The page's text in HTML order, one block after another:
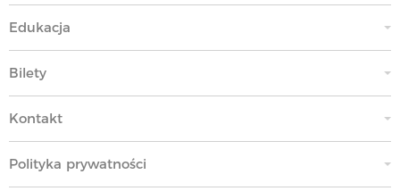
Edukacja
Bilety
Kontakt
Polityka prywatności